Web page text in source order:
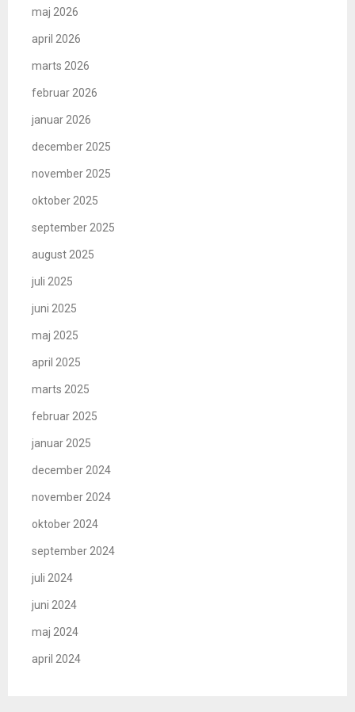
maj 2026
april 2026
marts 2026
februar 2026
januar 2026
december 2025
november 2025
oktober 2025
september 2025
august 2025
juli 2025
juni 2025
maj 2025
april 2025
marts 2025
februar 2025
januar 2025
december 2024
november 2024
oktober 2024
september 2024
juli 2024
juni 2024
maj 2024
april 2024